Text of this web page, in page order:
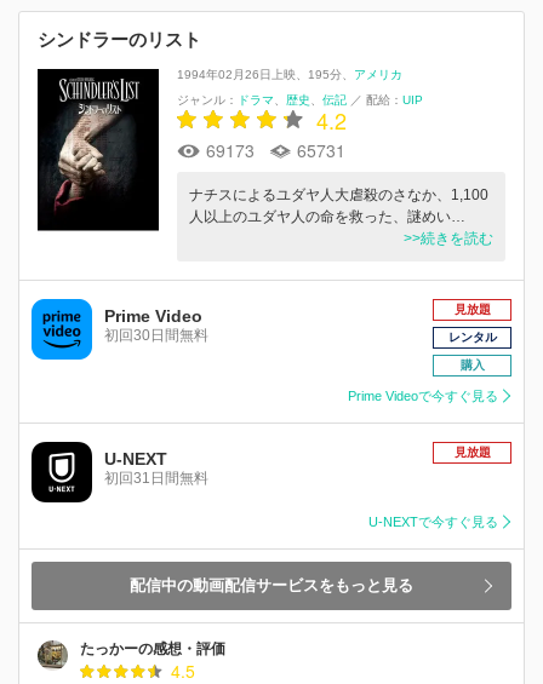
シンドラーのリスト
1994年02月26日上映 195分
アメリカ
ジャンル：
ドラマ 歴史 伝記 ／ 配給： UIP
4.2
69173 65731
ナチスによるユダヤ人大虐殺のさなか、1,100
人以上のユダヤ人の命を救った、謎めい…
>>続きを読む
Prime Video
初回30日間無料
見放題
レンタル
購入
Prime Videoで今すぐ見る
U-NEXT
初回31日間無料
見放題
U-NEXTで今すぐ見る
配信中の動画配信サービスをもっと見る
たっかーの感想・評価
4.5